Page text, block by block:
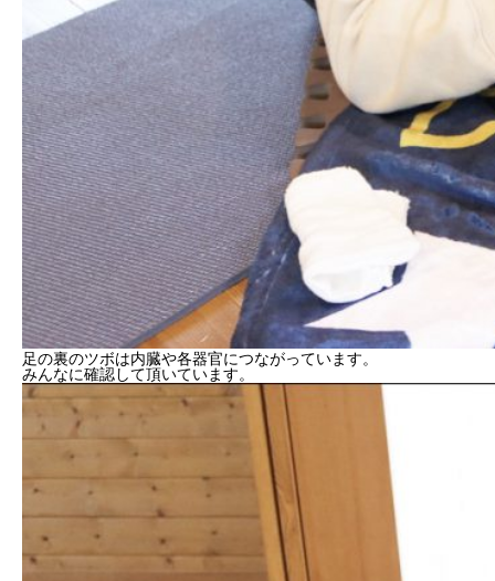
足の裏のツボは内臓や各器官につながっています。
みんなに確認して頂いています。